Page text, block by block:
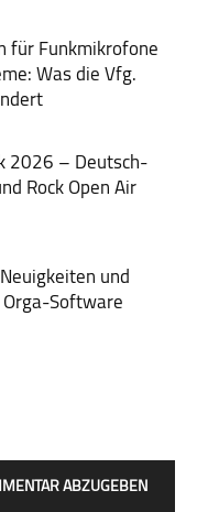
für Funkmikrofone
Was die Vfg.
2026 – Deutsch­
Rock Open Air
und
Software
ABZUGEBEN